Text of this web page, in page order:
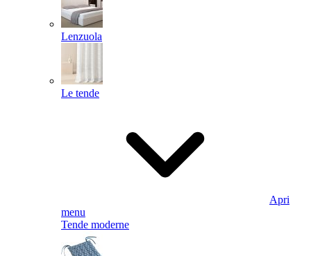
Lenzuola
Le tende
Apri
menu
Tende moderne